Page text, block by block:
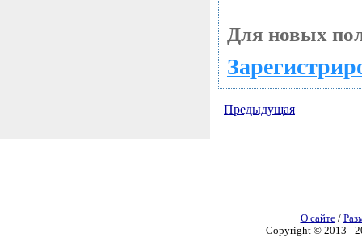
Для новых
Предыдущая
О сайте/
Copyright © 2013 -